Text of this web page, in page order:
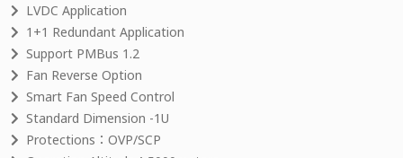
LVDC Application
1+1 Redundant Application
Support PMBus 1.2
Fan Reverse Option
Smart Fan Speed Control
Standard Dimension -1U
Protections：OVP/SCP